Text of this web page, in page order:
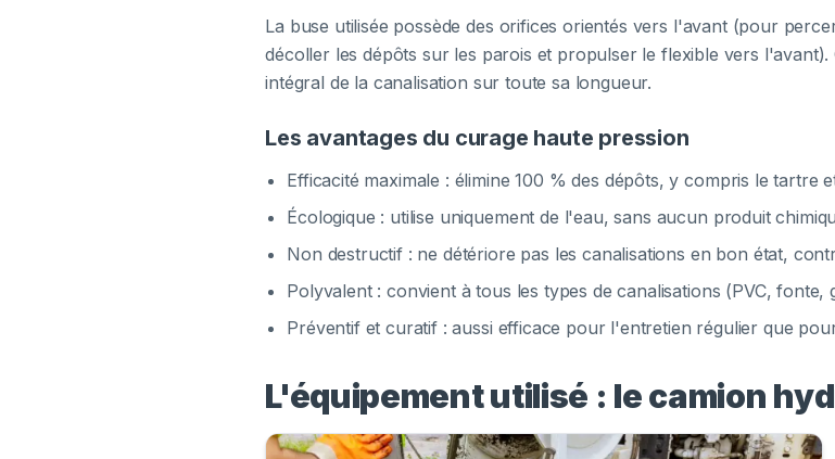
La buse utilisée possède des orifices orientés vers l'avant (pour
décoller les dépôts sur les parois et propulser le flexible vers
intégral de la canalisation sur toute sa longueur.
Les avantages du curage haute pression
Efficacité maximale : élimine 100 % des dépôts, y compris le tartre
Écologique : utilise uniquement de l'eau, sans aucun produit
Non destructif : ne détériore pas les canalisations en bon état,
Polyvalent : convient à tous les types de canalisations (PVC, fonte,
Préventif et curatif : aussi efficace pour l'entretien régulier que
L'équipement utilisé : le camion